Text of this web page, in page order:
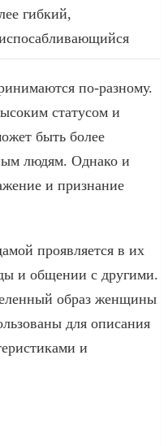
гибкий,
по-разному.
статусом и
быть более
людям. Однако и
и признание
проявляется в их
и общении с другими.
образ женщины
для описания
и